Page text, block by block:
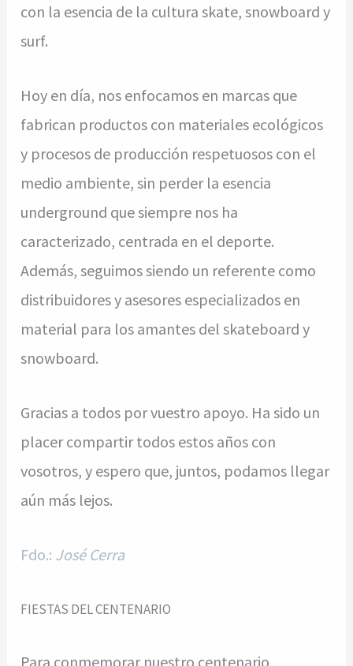
con la esencia de la cultura skate, snowboard y
surf.
Hoy en día, nos enfocamos en marcas que
fabrican productos con materiales ecológicos
y procesos de producción respetuosos con el
medio ambiente, sin perder la esencia
underground que siempre nos ha
caracterizado, centrada en el deporte.
Además, seguimos siendo un referente como
distribuidores y asesores especializados en
material para los amantes del skateboard y
snowboard.
Gracias a todos por vuestro apoyo. Ha sido un
placer compartir todos estos años con
vosotros, y espero que, juntos, podamos llegar
aún más lejos.
Fdo.: José Cerra
FIESTAS DEL CENTENARIO
Para conmemorar nuestro centenario,